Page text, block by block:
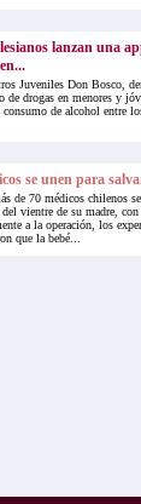
lanzan una
Juveniles Don Bosco,
de drogas en menores y
de alcohol entre
se unen para
de 70 médicos chilenos
del vientre de su madre,
a la operación, los
que la bebé...